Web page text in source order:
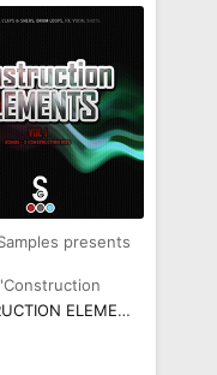
presents
Vol 1'.
Elements
CONSTRUCTION ELEMENTS VOL 1